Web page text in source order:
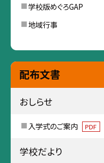
学校版めぐろGAP
地域行事
配布文書
おしらせ
入学式のご案内 PDF
学校だより